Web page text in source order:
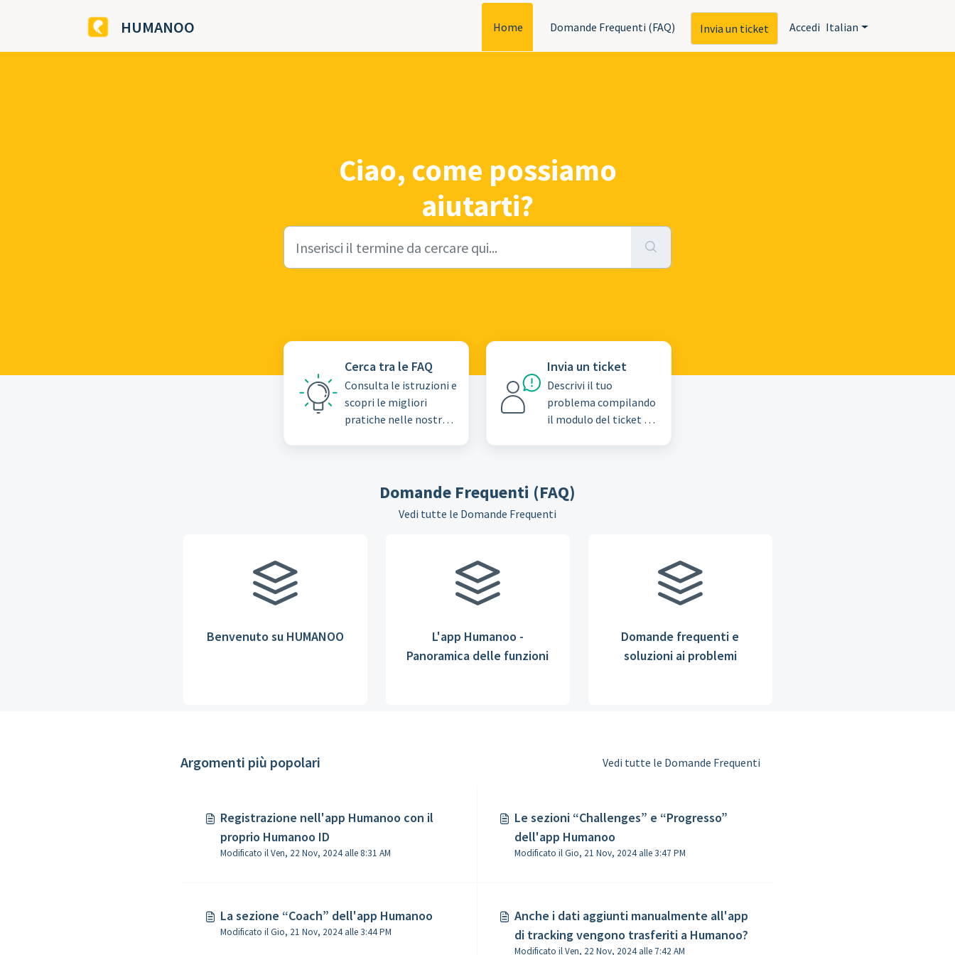
HUMANOO Home Domande Frequenti (FAQ) Invia un ticket Accedi Italian
Ciao, come possiamo
aiutarti?
Cerca tra le FAQ
Consulta le istruzioni e
scopri le migliori
pratiche nelle nostre
Invia un ticket
Descrivi il tuo
problema compilando
il modulo del ticket di
Domande Frequenti (FAQ)
Vedi tutte le Domande Frequenti
Benvenuto su HUMANOO
L'app Humanoo -
Panoramica delle funzioni
Domande frequenti e
soluzioni ai problemi
Argomenti più popolari Vedi tutte le Domande Frequenti
Registrazione nell'app Humanoo con il
proprio Humanoo ID
Modificato il Ven, 22 Nov, 2024 alle 8:31 AM
Le sezioni “Challenges” e “Progresso”
dell'app Humanoo
Modificato il Gio, 21 Nov, 2024 alle 3:47 PM
La sezione “Coach” dell'app Humanoo
Modificato il Gio, 21 Nov, 2024 alle 3:44 PM
Anche i dati aggiunti manualmente all'app
di tracking vengono trasferiti a Humanoo?
Modificato il Ven, 22 Nov, 2024 alle 7:42 AM